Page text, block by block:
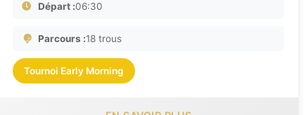
Départ :06:30
Parcours :18 trous
Tournoi Early Morning